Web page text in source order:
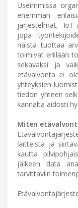
Useimmissa
enemmän
järjestelmät,
jopa
näistä tuottaa
toimivat erillään
sekavaksi ja
etävalvonta ei
yhteyksien
tiedon yhteen
kannalta aidosti
Miten
laitteista ja
kautta
jälkeen data
tarvittaviin